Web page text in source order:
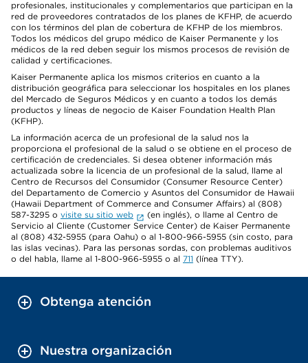
profesionales, institucionales y complementarios que participan en la
red de proveedores contratados de los planes de KFHP, de acuerdo
con los términos del plan de cobertura de KFHP de los miembros.
Todos los médicos del grupo médico de Kaiser Permanente y los
médicos de la red deben seguir los mismos procesos de revisión de
calidad y certificaciones.
Kaiser Permanente aplica los mismos criterios en cuanto a la
distribución geográfica para seleccionar los hospitales en los planes
del Mercado de Seguros Médicos y en cuanto a todos los demás
productos y líneas de negocio de Kaiser Foundation Health Plan
(KFHP).
La información acerca de un profesional de la salud nos la
proporciona el profesional de la salud o se obtiene en el proceso de
certificación de credenciales. Si desea obtener información más
actualizada sobre la licencia de un profesional de la salud, llame al
Centro de Recursos del Consumidor (Consumer Resource Center)
del Departamento de Comercio y Asuntos del Consumidor de Hawaii
(Hawaii Department of Commerce and Consumer Affairs) al (808)
587-3295 o visite su sitio web
(en inglés), o llame al Centro de
Servicio al Cliente (Customer Service Center) de Kaiser Permanente
al (808) 432-5955 (para Oahu) o al 1-800-966-5955 (sin costo, para
las islas vecinas). Para las personas sordas, con problemas auditivos
o del habla, llame al 1-800-966-5955 o al 711 (línea TTY).
Obtenga atención
Nuestra organización